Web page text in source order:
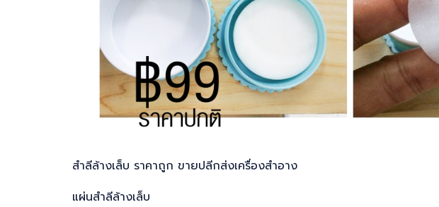
สำลีล้างเล็บ ราคาถูก ขายปลีกส่งเครื่องสำอาง
แผ่นสำลีล้างเล็บ